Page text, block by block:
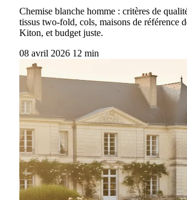
Chemise blanche homme : critères de
tissus two-fold, cols, maisons de référence
Kiton, et budget juste.
08 avril 2026 12 min